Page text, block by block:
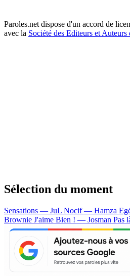
Paroles.net dispose d'un accord de
avec la Société des Editeurs et
Sélection du moment
Sensations — JuL Nocif — Hamza
Brownie J'aime Bien ! — Josman Pas